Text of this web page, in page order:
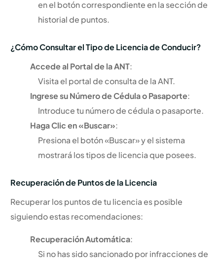
en el botón correspondiente en la sección de
historial de puntos.
¿Cómo Consultar el Tipo de Licencia de Conducir?
Accede al Portal de la ANT:
Visita el portal de consulta de la ANT.
Ingrese su Número de Cédula o Pasaporte:
Introduce tu número de cédula o pasaporte.
Haga Clic en «Buscar»:
Presiona el botón «Buscar» y el sistema
mostrará los tipos de licencia que posees.
Recuperación de Puntos de la Licencia
Recuperar los puntos de tu licencia es posible
siguiendo estas recomendaciones:
Recuperación Automática:
Si no has sido sancionado por infracciones de